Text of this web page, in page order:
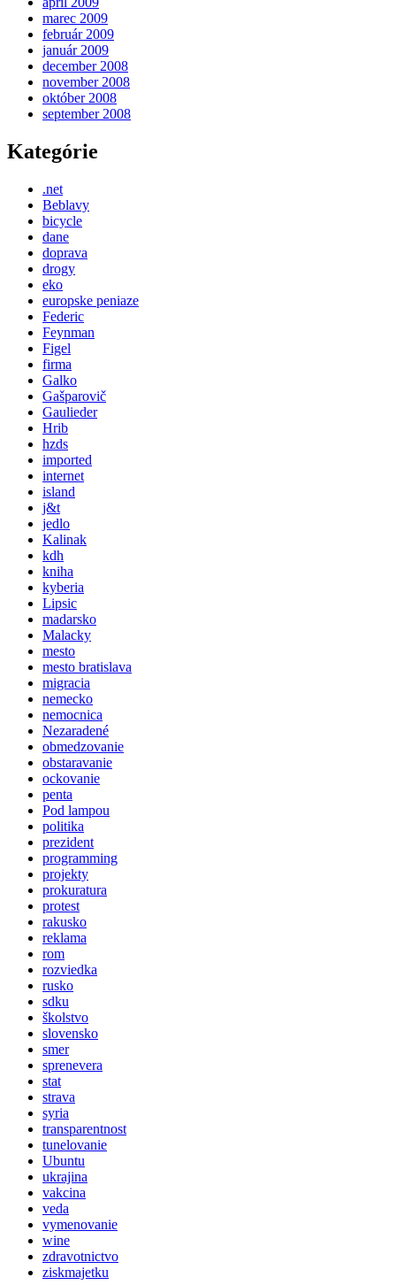
marec 2009
február 2009
január 2009
december 2008
november 2008
október 2008
september 2008
Kategórie
.net
Beblavy
bicycle
dane
doprava
drogy
eko
europske peniaze
Federic
Feynman
Figel
firma
Galko
Gašparovič
Gaulieder
Hrib
hzds
imported
internet
island
j&t
jedlo
Kalinak
kdh
kniha
kyberia
Lipsic
madarsko
Malacky
mesto
mesto bratislava
migracia
nemecko
nemocnica
Nezaradené
obmedzovanie
obstaravanie
ockovanie
penta
Pod lampou
politika
prezident
programming
projekty
prokuratura
protest
rakusko
reklama
rom
rozviedka
rusko
sdku
školstvo
slovensko
smer
sprenevera
stat
strava
syria
transparentnost
tunelovanie
Ubuntu
ukrajina
vakcina
veda
vymenovanie
wine
zdravotnictvo
ziskmajetku